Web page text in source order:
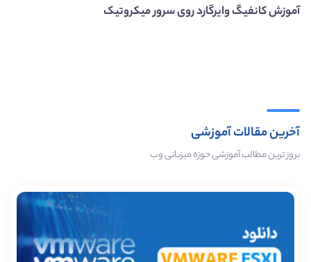
آموزش کانفیگ وایرگارد روی سرور میکروتیک
آخرین مقالات آموزشی
بروز ترین مطالب آموزشی حوزه میزبانی وب